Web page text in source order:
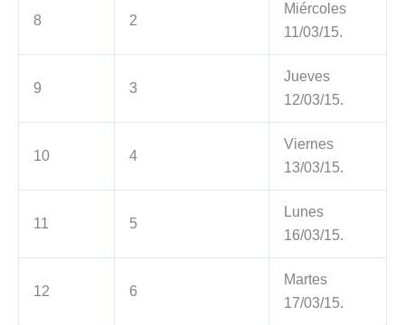
8 2
Miércoles
11/03/15.
9 3
Jueves
12/03/15.
10 4
Viernes
13/03/15.
11 5
Lunes
16/03/15.
12 6
Martes
17/03/15.